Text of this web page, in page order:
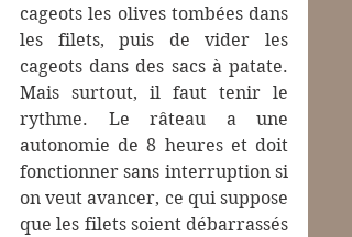
cageots les olives tombées dans
les filets, puis de vider les
cageots dans des sacs à patate.
Mais surtout, il faut tenir le
rythme. Le râteau a une
autonomie de 8 heures et doit
fonctionner sans interruption si
on veut avancer, ce qui suppose
que les filets soient débarrassés